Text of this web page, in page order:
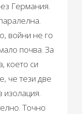
Германия.
войни не го
почва. За
което си
че тези две
изолация.
Точно